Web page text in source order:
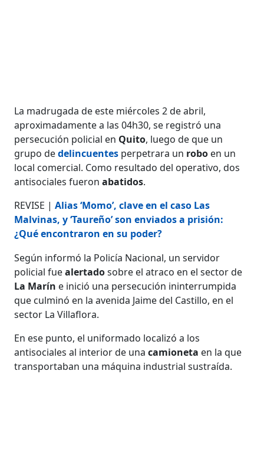
La madrugada de este miércoles 2 de abril,
aproximadamente a las 04h30, se registró una
persecución policial en Quito, luego de que un
grupo dedelincuentes perpetrara un robo en un
local comercial. Como resultado del operativo, dos
antisociales fueronabatidos.
REVISE |Alias ‘Momo’, clave en el caso Las
Malvinas, y ‘Taureño’ son enviados a prisión:
¿Qué encontraron en su poder?
Según informó la Policía Nacional, un servidor
policial fuealertadosobre el atraco en el sector de
La Marín e inició una persecución ininterrumpida
que culminó en la avenida Jaime del Castillo, en el
sector La Villaflora.
En ese punto, el uniformado localizó a los
antisociales al interior de unacamioneta en la que
transportaban una máquina industrial sustraída.